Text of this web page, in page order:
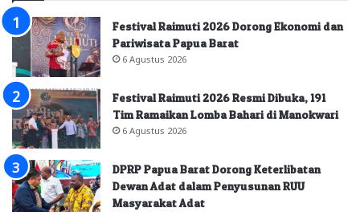
Festival Raimuti 2026 Dorong Ekonomi dan
Pariwisata Papua Barat
6 Agustus 2026
Festival Raimuti 2026 Resmi Dibuka, 191
Tim Ramaikan Lomba Bahari di Manokwari
6 Agustus 2026
DPRP Papua Barat Dorong Keterlibatan
Dewan Adat dalam Penyusunan RUU
Masyarakat Adat